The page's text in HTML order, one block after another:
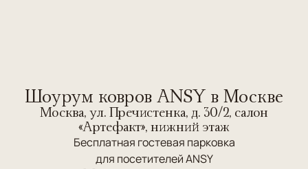
Шоурум ковров ANSY в Москве
Москва, ул. Пречистенка, д. 30/2, салон
«Артефакт», нижний этаж
Бесплатная гостевая парковка
для посетителей ANSY